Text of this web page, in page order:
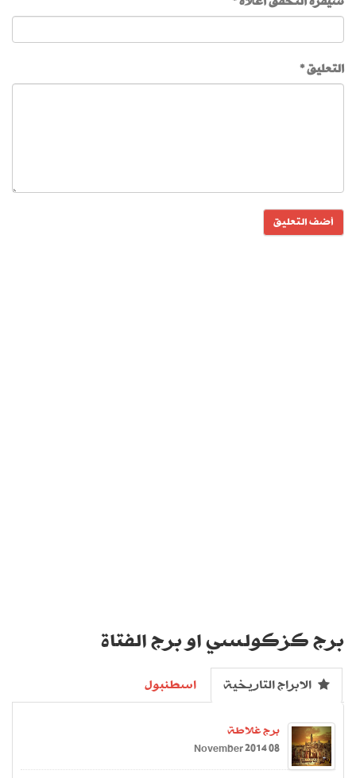
التعليق *
برج كزكولسي او برج الفتاة
الابراج التاريخية اسطنبول
برج غلاطة
08 November 2014